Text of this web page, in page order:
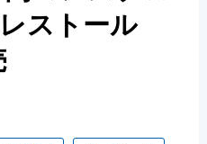
ストール